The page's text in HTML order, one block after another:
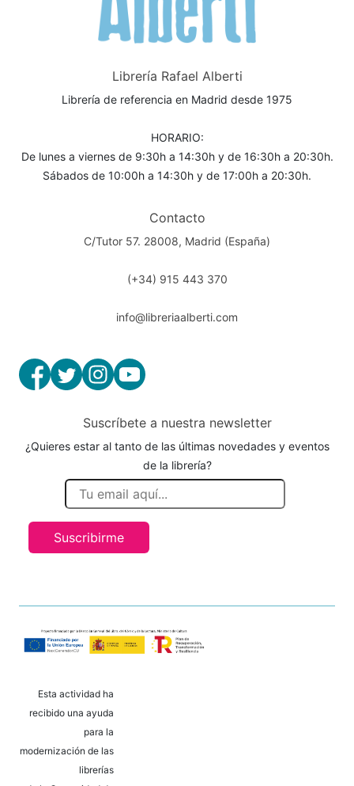
Librería Rafael Alberti
Librería de referencia en Madrid desde 1975
HORARIO:
De lunes a viernes de 9:30h a 14:30h y de 16:30h a 20:30h.
Sábados de 10:00h a 14:30h y de 17:00h a 20:30h.
Contacto
C/Tutor 57. 28008, Madrid (España)
(+34) 915 443 370
info@libreriaalberti.com
Suscríbete a nuestra newsletter
¿Quieres estar al tanto de las últimas novedades y eventos
de la librería?
Suscribirme
Esta actividad ha
recibido una ayuda
para la
modernización de las
librerías